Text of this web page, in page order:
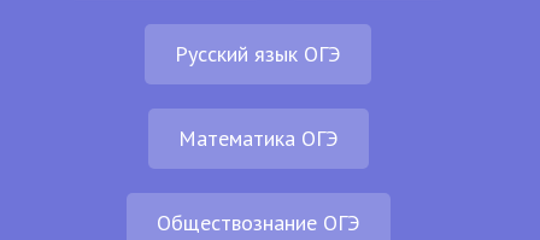
Русский язык ОГЭ
Математика ОГЭ
Обществознание ОГЭ